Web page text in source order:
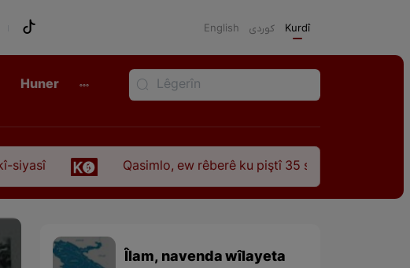
English كوردی Kurdî
Huner
Qasimlo, ew rêberê ku piştî 35 sal ji şehîdbûna wî hê jî rêbaza
Îlam, navenda wîlayeta